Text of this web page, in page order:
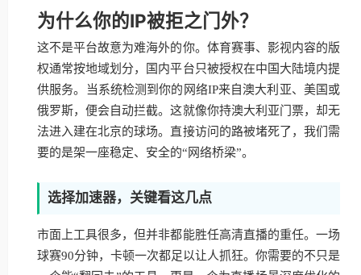
为什么你的IP被拒之门外？
这不是平台故意为难海外的你。体育赛事、影视内容的版
权通常按地域划分，国内平台只被授权在中国大陆境内提
供服务。当系统检测到你的网络IP来自澳大利亚、美国或
俄罗斯，便会自动拦截。这就像你持澳大利亚门票，却无
法进入建在北京的球场。直接访问的路被堵死了，我们需
要的是架一座稳定、安全的“网络桥梁”。
选择加速器，关键看这几点
市面上工具很多，但并非都能胜任高清直播的重任。一场
球赛90分钟，卡顿一次都足以让人抓狂。你需要的不只是